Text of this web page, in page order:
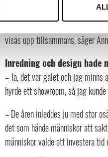
högklassiga redskap för
– Jag ser fram emot att träffa
visas upp tillsammans, säger
Inredning och design
– Ja, det var galet och jag
hyrde ett showroom, så jag
– De åren inleddes ju med stor
det som hände människor att
människor valde att investera